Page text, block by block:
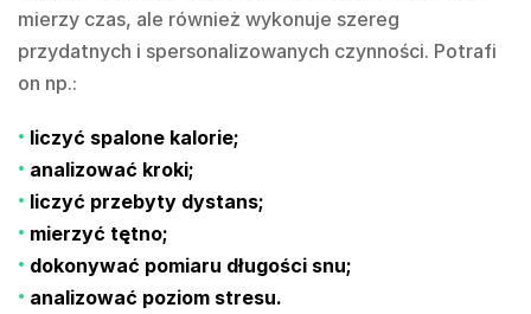
mierzy czas, ale również wykonuje szereg
przydatnych i spersonalizowanych czynności. Potrafi
on np.:
liczyć spalone kalorie;
analizować kroki;
liczyć przebyty dystans;
mierzyć tętno;
dokonywać pomiaru długości snu;
analizować poziom stresu.